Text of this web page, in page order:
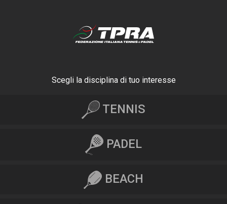
Scegli la disciplina di tuo interesse
TENNIS
PADEL
BEACH